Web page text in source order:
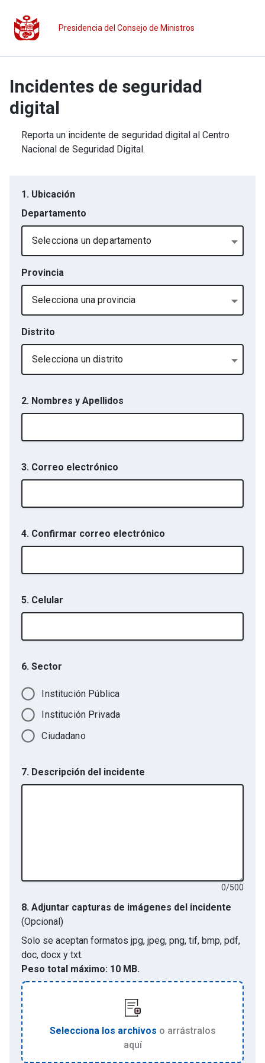
Presidencia del Consejo de Ministros
Incidentes de seguridad
digital
Reporta un incidente de seguridad digital al Centro
Nacional de Seguridad Digital.
1. Ubicación
Departamento
Selecciona un departamento
Provincia
Selecciona una provincia
Distrito
Selecciona un distrito
2. Nombres y Apellidos
3. Correo electrónico
4. Confirmar correo electrónico
5. Celular
6. Sector
Institución Pública
Institución Privada
Ciudadano
7. Descripción del incidente
0/500
8. Adjuntar capturas de imágenes del incidente
(Opcional)
Solo se aceptan formatos jpg, jpeg, png, tif, bmp, pdf,
doc, docx y txt.
Peso total máximo: 10 MB.
Selecciona los archivos o arrástralos
aquí